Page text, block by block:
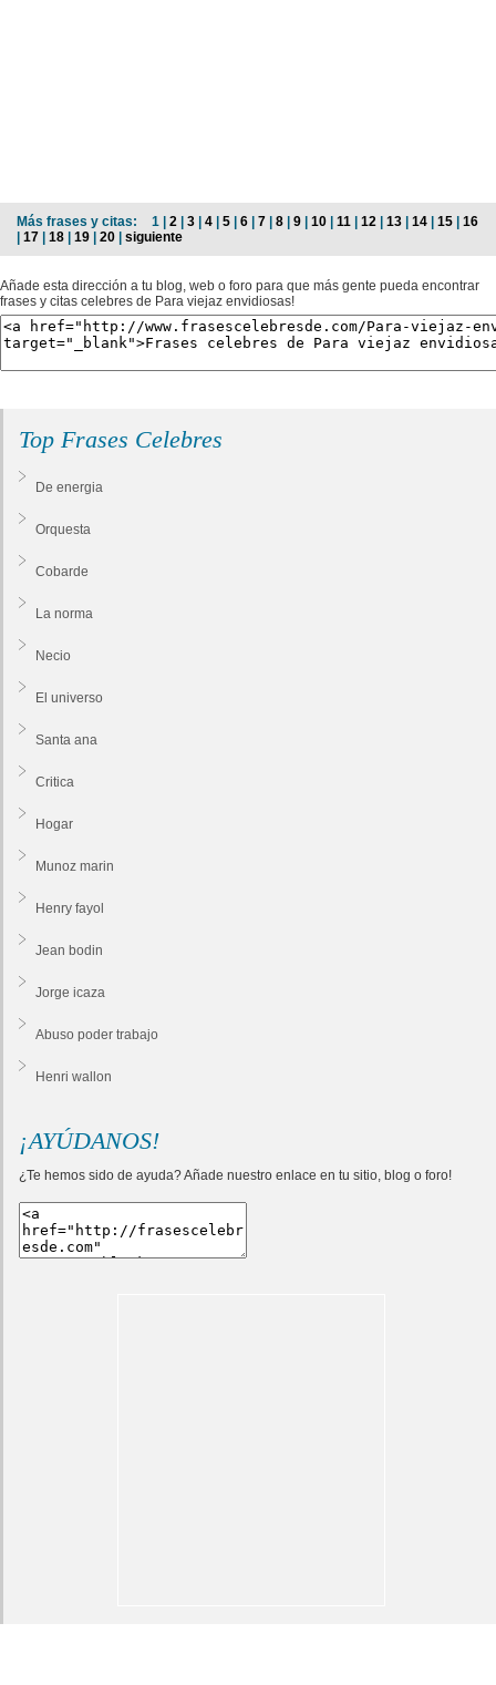
Más frases y citas: 1 | 2 | 3 | 4 | 5 | 6 | 7 | 8 | 9 | 10 | 11 | 12 | 13 | 14 | 15 | 16
| 17 | 18 | 19 | 20 | siguiente
Añade esta dirección a tu blog, web o foro para que más gente pueda encontrar
frases y citas celebres de Para viejaz envidiosas!
Top Frases Celebres
De energia
Orquesta
Cobarde
La norma
Necio
El universo
Santa ana
Critica
Hogar
Munoz marin
Henry fayol
Jean bodin
Jorge icaza
Abuso poder trabajo
Henri wallon
¡AYÚDANOS!
¿Te hemos sido de ayuda? Añade nuestro enlace en tu sitio, blog o foro!